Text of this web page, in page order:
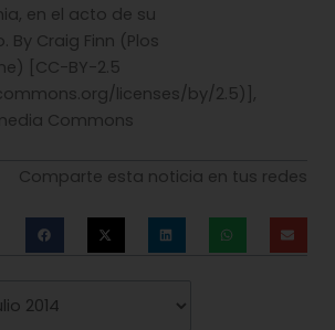
en el acto de su
By Craig Finn (Plos
[CC-BY-2.5
licenses/by/2.5)],
Commons
Comparte esta noticia en tus redes